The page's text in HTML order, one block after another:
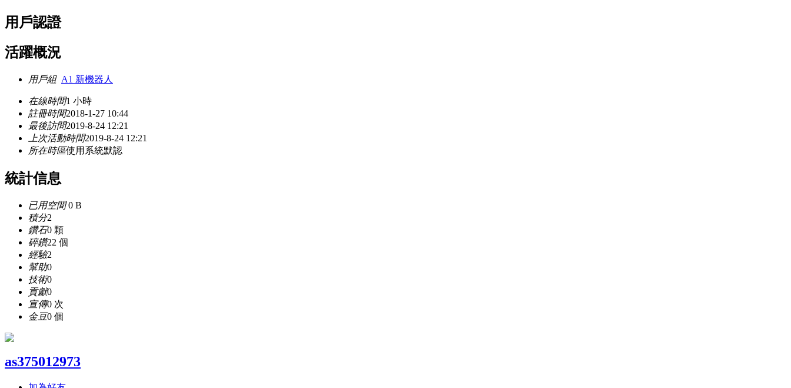
用戶認證
活躍概況
用戶組 A1 新機器人
在線時間1 小時
註冊時間2018-1-27 10:44
最後訪問2019-8-24 12:21
上次活動時間2019-8-24 12:21
所在時區使用系統默認
統計信息
已用空間0 B
積分2
鑽石0 顆
碎鑽22 個
經驗2
幫助0
技術0
貢獻0
宣傳0 次
金豆0 個
as375012973